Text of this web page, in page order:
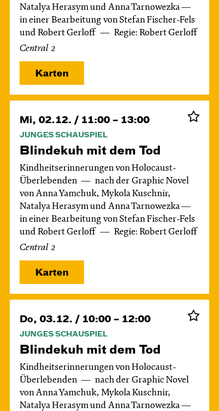
Natalya Herasym und Anna Tarnowezka —
in einer Bearbeitung von Stefan Fischer-Fels
und Robert Gerloff
Regie: Robert Gerloff
Central 2
Karten
Mi, 02.12. / 11:00 – 13:00
JUNGES SCHAUSPIEL
Blinde­kuh mit dem Tod
Kindheitserinnerungen von Holocaust-
Überlebenden
nach der Graphic Novel
von Anna Yamchuk, Mykola Kuschnir,
Natalya Herasym und Anna Tarnowezka —
in einer Bearbeitung von Stefan Fischer-Fels
und Robert Gerloff
Regie: Robert Gerloff
Central 2
Karten
Do, 03.12. / 10:00 – 12:00
JUNGES SCHAUSPIEL
Blinde­kuh mit dem Tod
Kindheitserinnerungen von Holocaust-
Überlebenden
nach der Graphic Novel
von Anna Yamchuk, Mykola Kuschnir,
Natalya Herasym und Anna Tarnowezka —